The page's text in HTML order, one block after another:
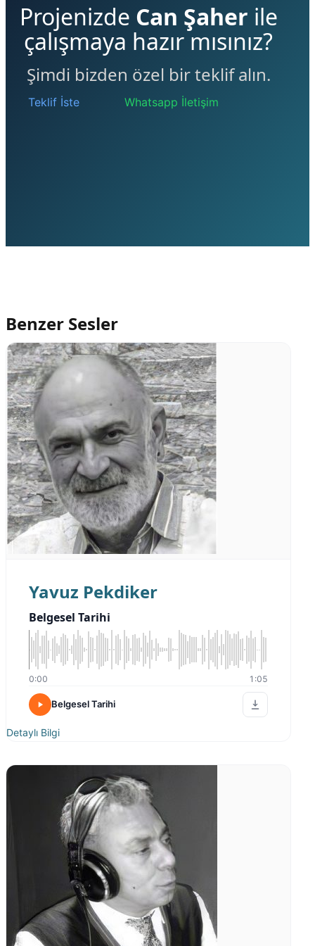
Projenizde Can Şaher ile
çalışmaya hazır mısınız?
Şimdi bizden özel bir teklif alın.
Teklif İste Whatsapp İletişim
Benzer Sesler
Yavuz Pekdiker
Belgesel Tarihi
0:00 1:05
Belgesel Tarihi
Detaylı Bilgi